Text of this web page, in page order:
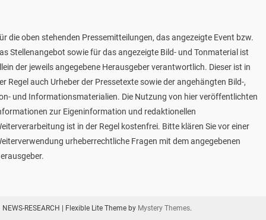
die oben stehenden Pressemitteilungen, das angezeigte Event bzw.
Stellenangebot sowie für das angezeigte Bild- und Tonmaterial ist
der jeweils angegebene Herausgeber verantwortlich. Dieser ist in
Regel auch Urheber der Pressetexte sowie der angehängten Bild-,
und Informationsmaterialien. Die Nutzung von hier veröffentlichten
zur Eigeninformation und redaktionellen
ist in der Regel kostenfrei. Bitte klären Sie vor einer
urheberrechtliche Fragen mit dem angegebenen
NEWS-RESEARCH Flexible Lite Theme by Mystery Themes.